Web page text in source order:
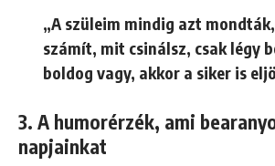
„A szüleim mindig azt
számít, mit csinálsz, csak légy
boldog vagy, akkor a siker is
3. A humorérzék, ami
napjainkat